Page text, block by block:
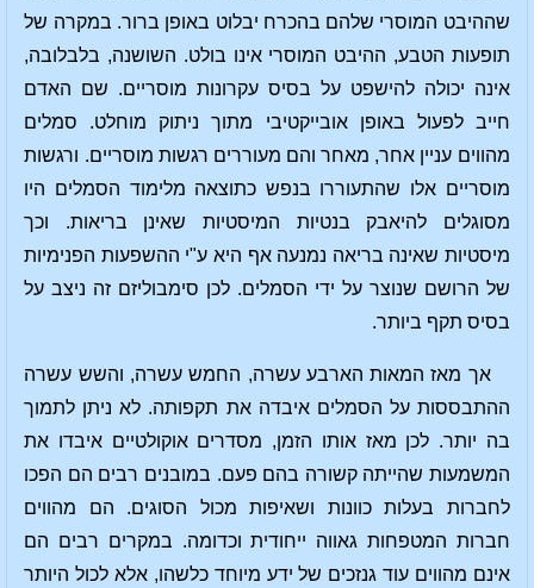
שההיבט המוסרי שלהם בהכרח יבלוט באופן ברור. במקרה של
תופעות הטבע, ההיבט המוסרי אינו בולט. השושנה, בלבלובה,
אינה יכולה להישפט על בסיס עקרונות מוסריים. שם האדם
חייב לפעול באופן אובייקטיבי מתוך ניתוק מוחלט. סמלים
מהווים עניין אחר, מאחר והם מעוררים רגשות מוסריים. ורגשות
מוסריים אלו שהתעוררו בנפש כתוצאה מלימוד הסמלים היו
מסוגלים להיאבק בנטיות המיסטיות שאינן בריאות. וכך
מיסטיות שאינה בריאה נמנעה אף היא ע"י ההשפעות הפנימיות
של הרושם שנוצר על ידי הסמלים. לכן סימבוליזם זה ניצב על
בסיס תקף ביותר.
אך מאז המאות הארבע עשרה, החמש עשרה, והשש עשרה
ההתבססות על הסמלים איבדה את תקפותה. לא ניתן לתמוך
בה יותר. לכן מאז אותו הזמן, מסדרים אוקולטיים איבדו את
המשמעות שהייתה קשורה בהם פעם. במובנים רבים הם הפכו
לחברות בעלות כוונות ושאיפות מכול הסוגים. הם מהווים
חברות המטפחות גאווה ייחודית וכדומה. במקרים רבים הם
אינם מהווים עוד גנזכים של ידע מיוחד כלשהו, אלא לכול היותר